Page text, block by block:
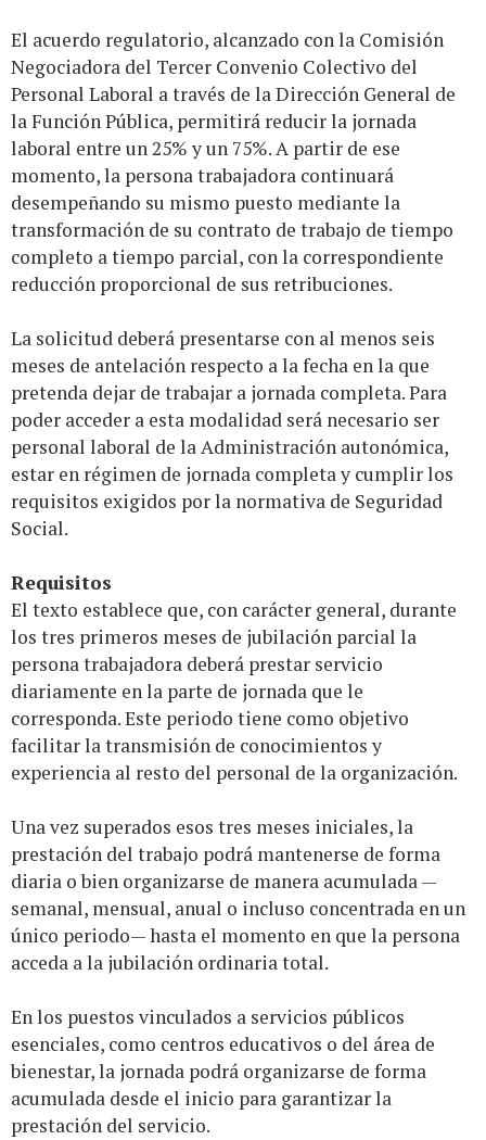
El acuerdo regulatorio, alcanzado con la Comisión
Negociadora del Tercer Convenio Colectivo del
Personal Laboral a través de la Dirección General de
la Función Pública, permitirá reducir la jornada
laboral entre un 25% y un 75%. A partir de ese
momento, la persona trabajadora continuará
desempeñando su mismo puesto mediante la
transformación de su contrato de trabajo de tiempo
completo a tiempo parcial, con la correspondiente
reducción proporcional de sus retribuciones.
La solicitud deberá presentarse con al menos seis
meses de antelación respecto a la fecha en la que
pretenda dejar de trabajar a jornada completa. Para
poder acceder a esta modalidad será necesario ser
personal laboral de la Administración autonómica,
estar en régimen de jornada completa y cumplir los
requisitos exigidos por la normativa de Seguridad
Social.
Requisitos
El texto establece que, con carácter general, durante
los tres primeros meses de jubilación parcial la
persona trabajadora deberá prestar servicio
diariamente en la parte de jornada que le
corresponda. Este periodo tiene como objetivo
facilitar la transmisión de conocimientos y
experiencia al resto del personal de la organización.
Una vez superados esos tres meses iniciales, la
prestación del trabajo podrá mantenerse de forma
diaria o bien organizarse de manera acumulada —
semanal, mensual, anual o incluso concentrada en un
único periodo— hasta el momento en que la persona
acceda a la jubilación ordinaria total.
En los puestos vinculados a servicios públicos
esenciales, como centros educativos o del área de
bienestar, la jornada podrá organizarse de forma
acumulada desde el inicio para garantizar la
prestación del servicio.